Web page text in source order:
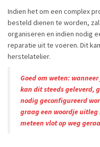
Indien het om een complex
besteld dienen te worden,
organiseren en indien nodig
reparatie uit te voeren. Dit
herstelatelier.
Goed om weten:
kan dit steeds geleverd,
nodig geconfigureerd
graag een woordje
meteen vlot op weg